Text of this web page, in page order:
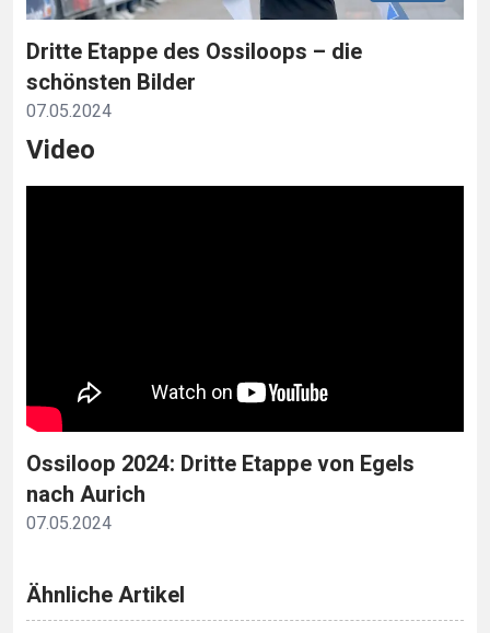
Dritte Etappe des Ossiloops – die
schönsten Bilder
07.05.2024
Video
Ossiloop 2024: Dritte Etappe von Egels
nach Aurich
07.05.2024
Ähnliche Artikel